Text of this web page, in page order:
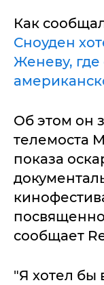
Как
Сноуден
Женеву, где
Об этом он
телемоста
показа
сообщает
"Я хотел бы